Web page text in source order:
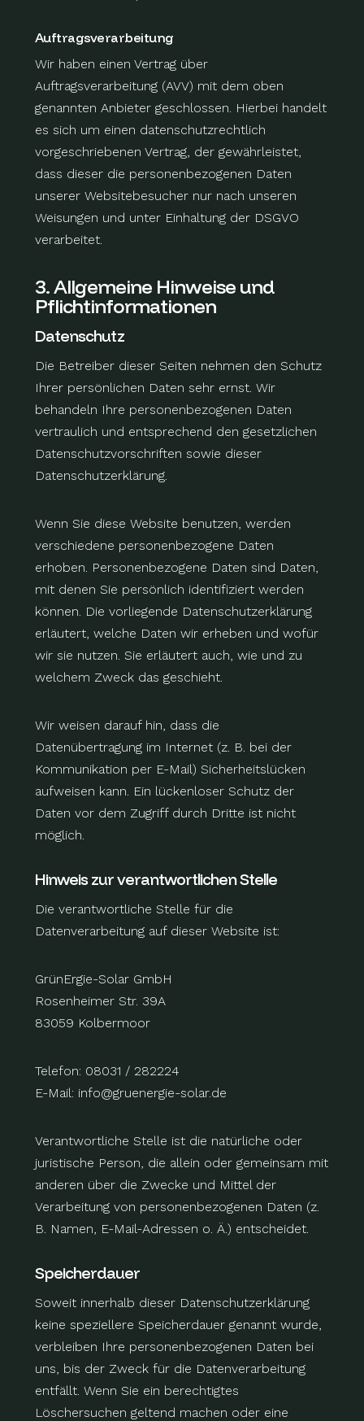
Auftragsverarbeitung
Wir haben einen Vertrag über
Auftragsverarbeitung (AVV) mit dem oben
genannten Anbieter geschlossen. Hierbei handelt
es sich um einen datenschutzrechtlich
vorgeschriebenen Vertrag, der gewährleistet,
dass dieser die personenbezogenen Daten
unserer Websitebesucher nur nach unseren
Weisungen und unter Einhaltung der DSGVO
verarbeitet.
3. Allgemeine Hinweise und
Pflicht­informationen
Datenschutz
Die Betreiber dieser Seiten nehmen den Schutz
Ihrer persönlichen Daten sehr ernst. Wir
behandeln Ihre personenbezogenen Daten
vertraulich und entsprechend den gesetzlichen
Datenschutzvorschriften sowie dieser
Datenschutzerklärung.
Wenn Sie diese Website benutzen, werden
verschiedene personenbezogene Daten
erhoben. Personenbezogene Daten sind Daten,
mit denen Sie persönlich identifiziert werden
können. Die vorliegende Datenschutzerklärung
erläutert, welche Daten wir erheben und wofür
wir sie nutzen. Sie erläutert auch, wie und zu
welchem Zweck das geschieht.
Wir weisen darauf hin, dass die
Datenübertragung im Internet (z. B. bei der
Kommunikation per E-Mail) Sicherheitslücken
aufweisen kann. Ein lückenloser Schutz der
Daten vor dem Zugriff durch Dritte ist nicht
möglich.
Hinweis zur verantwortlichen Stelle
Die verantwortliche Stelle für die
Datenverarbeitung auf dieser Website ist:
GrünErgie-Solar GmbH
Rosenheimer Str. 39A
83059 Kolbermoor
Telefon: 08031 / 282224
E-Mail: info@gruenergie-solar.de
Verantwortliche Stelle ist die natürliche oder
juristische Person, die allein oder gemeinsam mit
anderen über die Zwecke und Mittel der
Verarbeitung von personenbezogenen Daten (z.
B. Namen, E-Mail-Adressen o. Ä.) entscheidet.
Speicherdauer
Soweit innerhalb dieser Datenschutzerklärung
keine speziellere Speicherdauer genannt wurde,
verbleiben Ihre personenbezogenen Daten bei
uns, bis der Zweck für die Datenverarbeitung
entfällt. Wenn Sie ein berechtigtes
Löschersuchen geltend machen oder eine